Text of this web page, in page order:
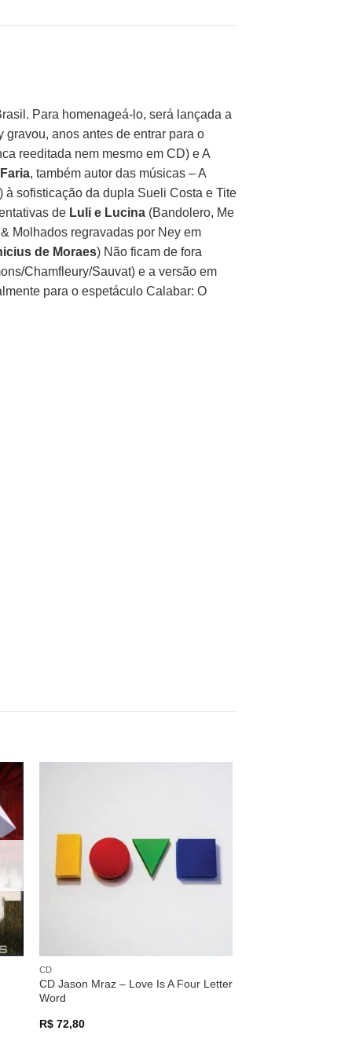
Para homenageá-lo, será lançada a
anos antes de entrar para o
reeditada nem mesmo em CD) e A
, também autor das músicas – A
à sofisticação da dupla Sueli Costa e Tite
de Luli e Lucina (Bandolero, Me
Molhados regravadas por Ney em
de Moraes) Não ficam de fora
Chamfleury/Sauvat) e a versão em
para o espetáculo Calabar: O
CD
CD Jason Mraz – Love Is A Four Letter
Word
R$72,80